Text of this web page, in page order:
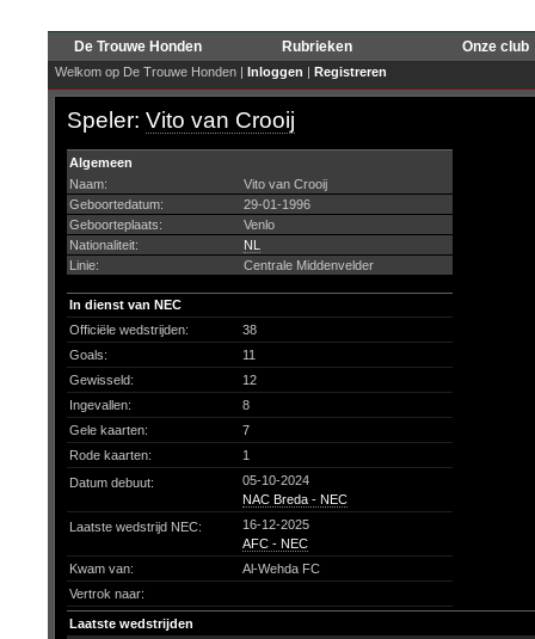
De Trouwe Honden Rubrieken Onze club
Welkom op De Trouwe Honden | Inloggen | Registreren
Speler: Vito van Crooij
Algemeen
Naam:
Vito van Crooij
Geboortedatum:
29-01-1996
Geboorteplaats:
Venlo
Nationaliteit:
NL
Linie:
Centrale Middenvelder
In dienst van NEC
Officiële wedstrijden:
38
Goals:
11
Gewisseld:
12
Ingevallen:
8
Gele kaarten:
7
Rode kaarten:
1
Datum debuut:
05-10-2024
NAC Breda - NEC
Laatste wedstrijd NEC:
16-12-2025
AFC - NEC
Kwam van:
Al-Wehda FC
Vertrok naar:
Laatste wedstrijden